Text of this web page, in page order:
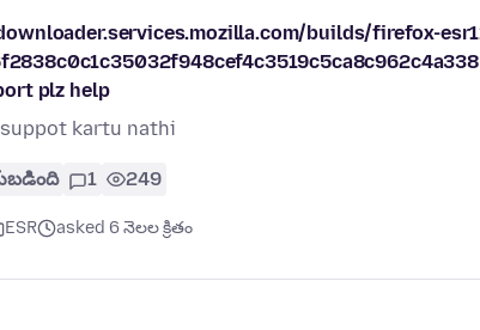
builds/firefox-
plz help
kartu nathi
1 249
ESR asked 6 నెలల క్రితం